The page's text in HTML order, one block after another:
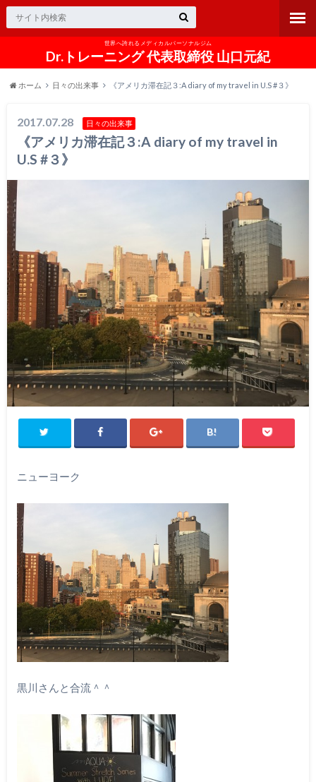
世界へ誇れるメディカルパーソナルジム
Dr.トレーニング 代表取締役 山口元紀
ホーム 日々の出来事 《アメリカ滞在記３:A diary of my travel in U.S #３》
2017.07.28 日々の出来事
《アメリカ滞在記３:A diary of my travel in
U.S #３》
ニューヨーク
黒川さんと合流＾＾